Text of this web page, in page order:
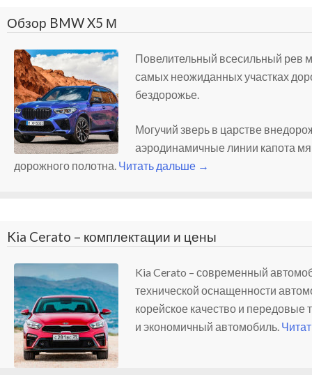
Обзор BMW X5 М
Повелительный всесильный рев
самых неожиданных участках
бездорожье.
Могучий зверь в царстве
аэродинамичные линии капота
дорожного полотна. Читать дальше →
Kia Cerato – комплектации и цены
Kia Cerato – современный
технической оснащенности
корейское качество и
и экономичный автомобиль.